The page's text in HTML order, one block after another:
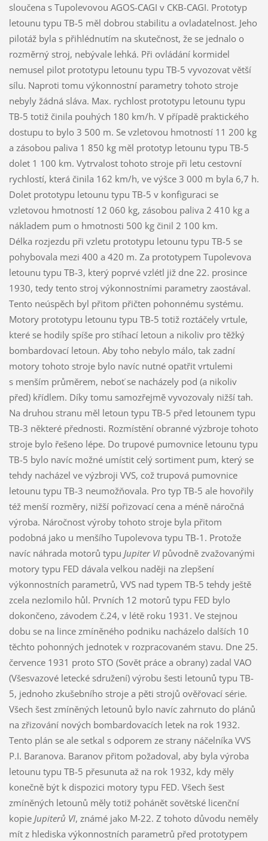
sloučena s Tupolevovou AGOS-CAGI v CKB-CAGI. Prototyp
letounu typu TB-5 měl dobrou stabilitu a ovladatelnost. Jeho
pilotáž byla s přihlédnutím na skutečnost, že se jednalo o
rozměrný stroj, nebývale lehká. Při ovládání kormidel
nemusel pilot prototypu letounu typu TB-5 vyvozovat větší
sílu. Naproti tomu výkonnostní parametry tohoto stroje
nebyly žádná sláva. Max. rychlost prototypu letounu typu
TB-5 totiž činila pouhých 180 km/h. V případě praktického
dostupu to bylo 3 500 m. Se vzletovou hmotností 11 200 kg
a zásobou paliva 1 850 kg měl prototyp letounu typu TB-5
dolet 1 100 km. Vytrvalost tohoto stroje při letu cestovní
rychlostí, která činila 162 km/h, ve výšce 3 000 m byla 6,7 h.
Dolet prototypu letounu typu TB-5 v konfiguraci se
vzletovou hmotností 12 060 kg, zásobou paliva 2 410 kg a
nákladem pum o hmotnosti 500 kg činil 2 100 km.
Délka rozjezdu při vzletu prototypu letounu typu TB-5 se
pohybovala mezi 400 a 420 m. Za prototypem Tupolevova
letounu typu TB-3, který poprvé vzlétl již dne 22. prosince
1930, tedy tento stroj výkonnostními parametry zaostával.
Tento neúspěch byl přitom přičten pohonnému systému.
Motory prototypu letounu typu TB-5 totiž roztáčely vrtule,
které se hodily spíše pro stíhací letoun a nikoliv pro těžký
bombardovací letoun. Aby toho nebylo málo, tak zadní
motory tohoto stroje bylo navíc nutné opatřit vrtulemi
s menším průměrem, neboť se nacházely pod (a nikoliv
před) křídlem. Díky tomu samozřejmě vyvozovaly nižší tah.
Na druhou stranu měl letoun typu TB-5 před letounem typu
TB-3 některé přednosti. Rozmístění obranné výzbroje tohoto
stroje bylo řešeno lépe. Do trupové pumovnice letounu typu
TB-5 bylo navíc možné umístit celý sortiment pum, který se
tehdy nacházel ve výzbroji VVS, což trupová pumovnice
letounu typu TB-3 neumožňovala. Pro typ TB-5 ale hovořily
též menší rozměry, nižší pořizovací cena a méně náročná
výroba. Náročnost výroby tohoto stroje byla přitom
podobná jako u menšího Tupolevova typu TB-1. Protože
navíc náhrada motorů typu Jupiter VIpůvodně zvažovanými
motory typu FED dávala velkou naději na zlepšení
výkonnostních parametrů, VVS nad typem TB-5 tehdy ještě
zcela nezlomilo hůl. Prvních 12 motorů typu FED bylo
dokončeno, závodem č.24, v létě roku 1931. Ve stejnou
dobu se na lince zmíněného podniku nacházelo dalších 10
těchto pohonných jednotek v rozpracovaném stavu. Dne 25.
července 1931 proto STO (Sovět práce a obrany) zadal VAO
(Všesvazové letecké sdružení) výrobu šesti letounů typu TB-
5, jednoho zkušebního stroje a pěti strojů ověřovací série.
Všech šest zmíněných letounů bylo navíc zahrnuto do plánů
na zřizování nových bombardovacích letek na rok 1932.
Tento plán se ale setkal s odporem ze strany náčelníka VVS
P.I. Baranova. Baranov přitom požadoval, aby byla výroba
letounu typu TB-5 přesunuta až na rok 1932, kdy měly
konečně být k dispozici motory typu FED. Všech šest
zmíněných letounů měly totiž pohánět sovětské licenční
kopie Jupiterů VI, známé jako M-22. Z tohoto důvodu neměly
mít z hlediska výkonnostních parametrů před prototypem